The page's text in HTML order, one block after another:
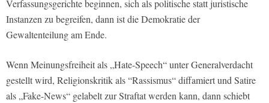
Verfassungsgerichte beginnen, sich als politische statt juristische
Instanzen zu begreifen, dann ist die Demokratie der
Gewaltenteilung am Ende.
Wenn Meinungsfreiheit als „Hate-Speech“ unter Generalverdacht
gestellt wird, Religionskritik als “Rassismus“ diffamiert und Satire
als „Fake-News“ gelabelt zur Straftat werden kann, dann schiebt